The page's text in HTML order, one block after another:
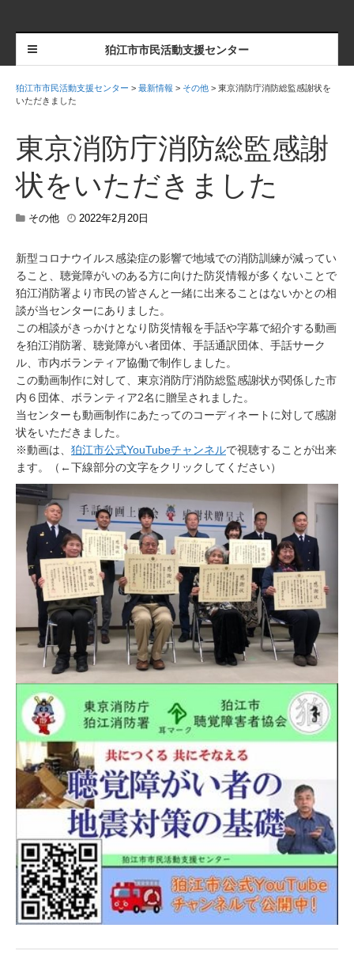
狛江市市民活動支援センター
狛江市市民活動支援センター > 最新情報 > その他 > 東京消防庁消防総監感謝状を
いただきました
東京消防庁消防総監感謝
状をいただきました
その他 2022年2月20日
2
年
2
月
2
8
日
新型コロナウイルス感染症の影響で地域での消防訓練が減ってい
ること、聴覚障がいのある方に向けた防災情報が多くないことで
狛江消防署より市民の皆さんと一緒に出来ることはないかとの相
談が当センターにありました。
この相談がきっかけとなり防災情報を手話や字幕で紹介する動画
を狛江消防署、聴覚障がい者団体、手話通訳団体、手話サーク
ル、市内ボランティア協働で制作しました。
この動画制作に対して、東京消防庁消防総監感謝状が関係した市
内６団体、ボランティア2名に贈呈されました。
当センターも動画制作にあたってのコーディネートに対して感謝
状をいただきました。
※動画は、 狛江市公式YouTubeチャンネルで視聴することが出来
ます。（←下線部分の文字をクリックしてください）